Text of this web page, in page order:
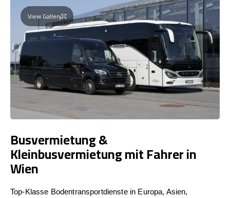
View Gallery
Busvermietung &
Kleinbusvermietung mit Fahrer in
Wien
Top-Klasse Bodentransportdienste in Europa, Asien,